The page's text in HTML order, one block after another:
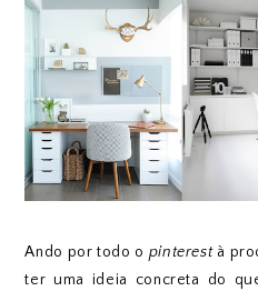
Ando por todo o pinterestà
ter uma ideia concreta do